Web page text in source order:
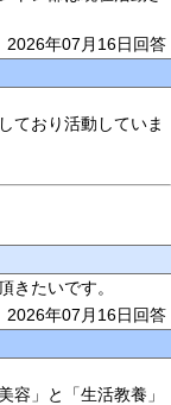
2026年07月16日回答
ており活動していま
きたいです。
2026年07月16日回答
容」と「生活教養」